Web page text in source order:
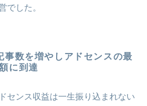
でした。
事数を増やしアドセンスの最
に到達
センス収益は一生振り込まれない